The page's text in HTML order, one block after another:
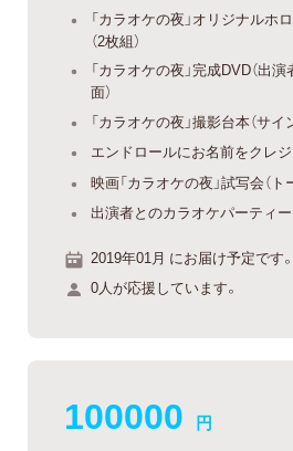
「カラオケの夜」オリジナルホ
（2枚組）
「カラオケの夜」完成DVD（出
面）
「カラオケの夜」撮影台本（サイ
エンドロールにお名前をクレジ
映画「カラオケの夜」試写会（
出演者とのカラオケパーティ
2019年01月 にお届け予定です。
0人が応援しています。
100000 円